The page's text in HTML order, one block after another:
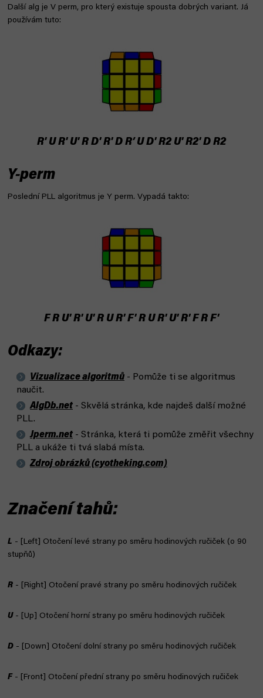
Další alg je V perm, pro který existuje spousta dobrých variant. Já
používám tuto:
R' U R' U' R D' R' D R’ U D' R2 U' R2' D R2
Y-perm
Poslední PLL algoritmus je Y perm. Vypadá takto:
F R U' R' U' R U R' F' R U R' U' R' F R F'
Odkazy:
Vizualizace algoritmů - Pomůže ti se algoritmus
naučit.
AlgDb.net - Skvělá stránka, kde najdeš další možné
PLL.
Jperm.net - Stránka, která ti pomůže změřit všechny
PLL a ukáže ti tvá slabá místa.
Zdroj obrázků (cyotheking.com)
Značení tahů:
L - [Left] Otočení levé strany po směru hodinových ručiček (o 90
stupňů)
R - [Right] Otočení pravé strany po směru hodinových ručiček
U- [Up] Otočení horní strany po směru hodinových ručiček
D - [Down] Otočení dolní strany po směru hodinových ručiček
F - [Front] Otočení přední strany po směru hodinových ručiček